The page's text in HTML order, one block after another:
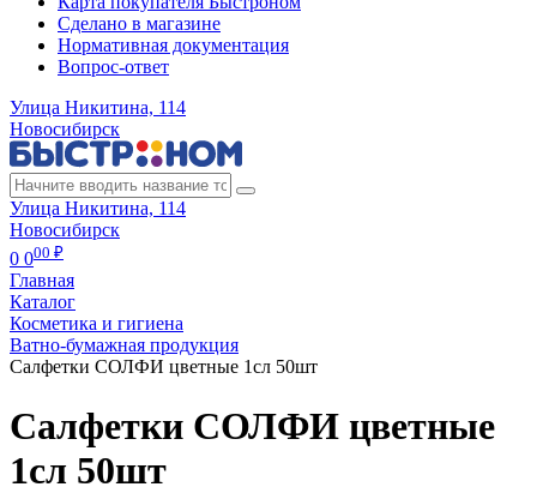
Сделано в магазине
Нормативная документация
Вопрос-ответ
Улица Никитина, 114
Новосибирск
Улица Никитина, 114
Новосибирск
0 000 ₽
Главная
Каталог
Косметика и гигиена
Ватно-бумажная продукция
Салфетки СОЛФИ цветные 1сл 50шт
Салфетки СОЛФИ цветные
1сл 50шт